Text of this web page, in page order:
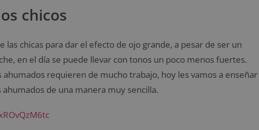
chicos
las chicas para dar el efecto de ojo grande, a pesar de ser un
en el día se puede llevar con tonos un poco menos fuertes.
ahumados requieren de mucho trabajo, hoy les vamos a enseñar
de una manera muy sencilla.